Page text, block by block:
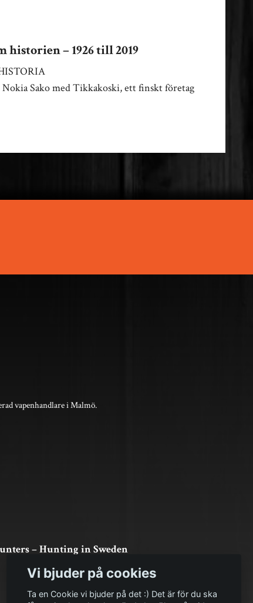
– 1926 till 2019
Nokia Sako med Tikkakoski, ett finskt företag
vapenhandlare i Malmö.
– Hunting in Sweden
Vi bjuder på cookies
Ta en Cookie vi bjuder på det :) Det är för du ska